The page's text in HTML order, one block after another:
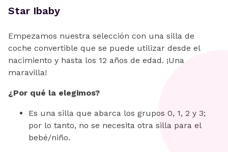
Star Ibaby
Empezamos nuestra selección con una silla de
coche convertible que se puede utilizar desde el
nacimiento y hasta los 12 años de edad. ¡Una
maravilla!
¿Por qué la elegimos?
Es una silla que abarca los grupos 0, 1, 2 y 3;
por lo tanto, no se necesita otra silla para el
bebé/niño.